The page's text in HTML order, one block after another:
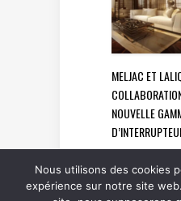
MELJAC ET
NOUVELLE
Nous utilisons des cookies
expérience sur notre site